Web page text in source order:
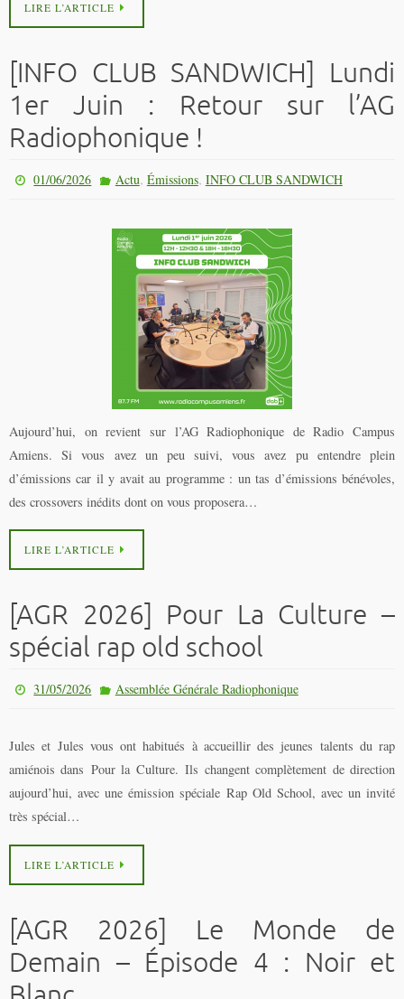
LIRE L’ARTICLE
[INFO CLUB SANDWICH] Lundi
1er Juin : Retour sur l’AG
Radiophonique !
01/06/2026 Actu, Émissions, INFO CLUB SANDWICH
Aujourd’hui, on revient sur l’AG Radiophonique de Radio Campus
Amiens. Si vous avez un peu suivi, vous avez pu entendre plein
d’émissions car il y avait au programme : un tas d’émissions bénévoles,
des crossovers inédits dont on vous proposera…
LIRE L’ARTICLE
[AGR 2026] Pour La Culture –
spécial rap old school
31/05/2026 Assemblée Générale Radiophonique
Jules et Jules vous ont habitués à accueillir des jeunes talents du rap
amiénois dans Pour la Culture. Ils changent complètement de direction
aujourd’hui, avec une émission spéciale Rap Old School, avec un invité
très spécial…
LIRE L’ARTICLE
[AGR 2026] Le Monde de
Demain – Épisode 4 : Noir et